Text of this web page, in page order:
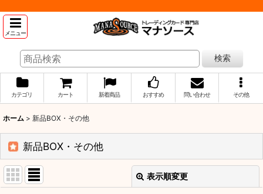
メニュー
検索
カテゴリ カート 新着商品 おすすめ 問い合わせ その他
ホーム > 新品BOX・その他
新品BOX・その他
表示順変更